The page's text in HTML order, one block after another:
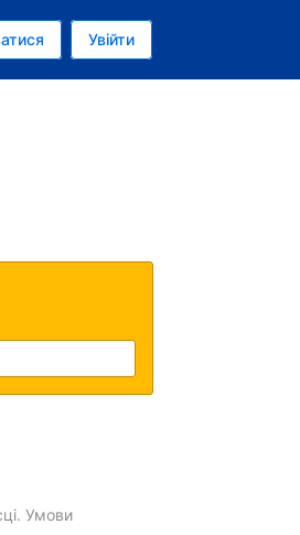
Увійти
Умови